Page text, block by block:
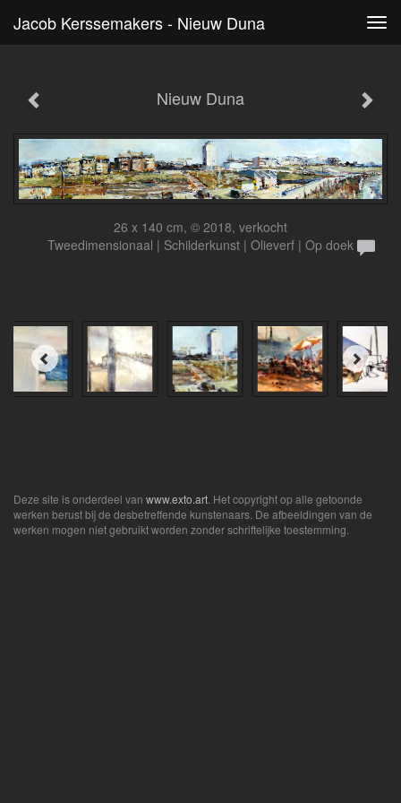
Jacob Kerssemakers - Nieuw Duna
Nieuw Duna
26 x 140 cm, © 2018, verkocht
Tweedimensionaal | Schilderkunst | Olieverf | Op doek
Deze site is onderdeel van www.exto.art . Het copyright op alle getoonde
werken berust bij de desbetreffende kunstenaars. De afbeeldingen van de
werken mogen niet gebruikt worden zonder schriftelijke toestemming.